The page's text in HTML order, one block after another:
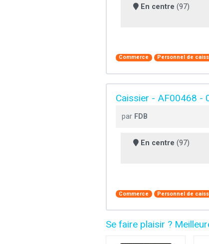
En centre (97)
Commerce Personnel de
Caissier - AF00468 -
par FDB
En centre (97)
Commerce Personnel de
Se faire plaisir ?